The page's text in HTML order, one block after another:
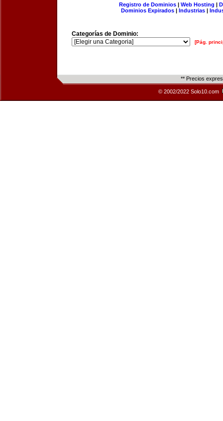
Registro de Dominios| Web Hosting |
Dominios Expirados | Industrias |
Categorías de Dominio:
[Pág.
** Precios
© 2002/2022 Solo10.com